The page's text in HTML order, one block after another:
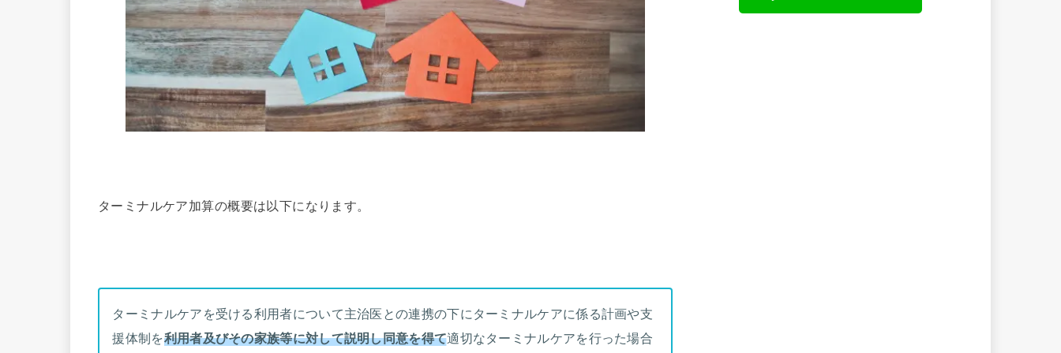
ターミナルケア加算の概要は以下になります。
ターミナルケアを受ける利用者について主治医との連携の下にターミナルケアに係る計画や支
援体制を利用者及びその家族等に対して説明し同意を得て適切なターミナルケアを行った場合